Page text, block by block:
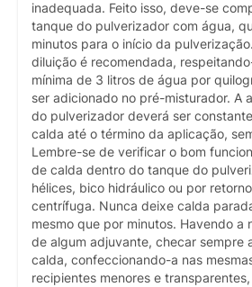
inadequada. Feito isso, deve-se
tanque do pulverizador com água,
minutos para o início da
diluição é recomendada,
mínima de 3 litros de água por
ser adicionado no pré-misturador. A
do pulverizador deverá ser
calda até o término da aplicação,
Lembre-se de verificar o bom
de calda dentro do tanque do
hélices, bico hidráulico ou por
centrífuga. Nunca deixe calda
mesmo que por minutos. Havendo a
de algum adjuvante, checar sempre
calda, confeccionando-a nas
recipientes menores e